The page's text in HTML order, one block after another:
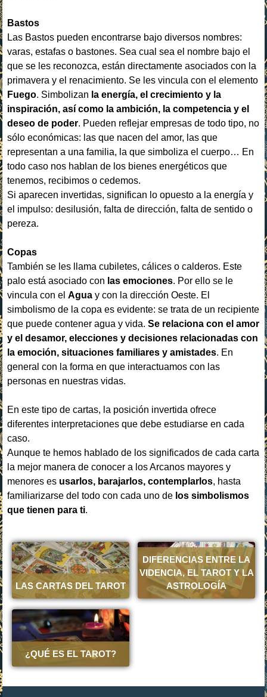
Bastos
Las Bastos pueden encontrarse bajo diversos nombres:
varas, estafas o bastones. Sea cual sea el nombre bajo el
que se les reconozca, están directamente asociados con la
primavera y el renacimiento. Se les vincula con el elemento
Fuego. Simbolizan la energía, el crecimiento y la
inspiración, así como la ambición, la competencia y el
deseo de poder. Pueden reflejar empresas de todo tipo, no
sólo económicas: las que nacen del amor, las que
representan a una familia, la que simboliza el cuerpo… En
todo caso nos hablan de los bienes energéticos que
tenemos, recibimos o cedemos.
Si aparecen invertidas, significan lo opuesto a la energía y
el impulso: desilusión, falta de dirección, falta de sentido o
pereza.
Copas
También se les llama cubiletes, cálices o calderos. Este
palo está asociado con las emociones. Por ello se le
vincula con elAgua y con la dirección Oeste. El
simbolismo de la copa es evidente: se trata de un recipiente
que puede contener agua y vida.Se relaciona con el amor
y el desamor, elecciones y decisiones relacionadas con
la emoción, situaciones familiares y amistades. En
general con la forma en que interactuamos con las
personas en nuestras vidas.
En este tipo de cartas, la posición invertida ofrece
diferentes interpretaciones que debe estudiarse en cada
caso.
Aunque te hemos hablado de los significados de cada carta
la mejor manera de conocer a los Arcanos mayores y
menores es usarlos, barajarlos, contemplarlos, hasta
familiarizarse del todo con cada uno de los simbolismos
que tienen para ti.
LAS CARTAS DEL TAROT
DIFERENCIAS ENTRE LA
VIDENCIA, EL TAROT Y LA
ASTROLOGÍA
¿QUÉ ES EL TAROT?